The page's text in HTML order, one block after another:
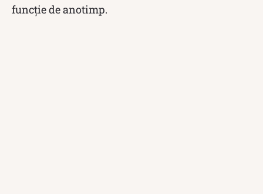
funcție de anotimp.